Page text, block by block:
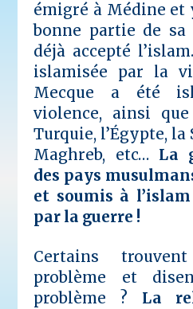
émigré à Médine et
bonne partie de
déjà accepté l’islam.
islamisée par la
Mecque a été
violence, ainsi
Turquie, l’Égypte,
Maghreb, etc… La
des pays
et soumis à
par la guerre !
Certains
problème et
problème ? La